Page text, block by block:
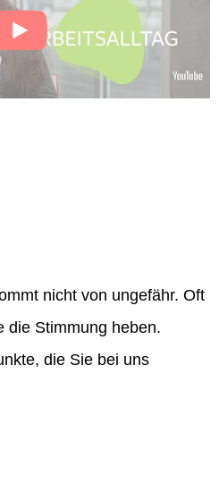
nicht von ungefähr. Oft
die Stimmung heben.
die Sie bei uns